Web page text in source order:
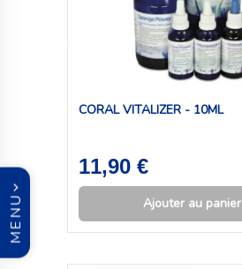
CORAL VITALIZER - 10ML
11,90 €
Ajouter au panier
MENU